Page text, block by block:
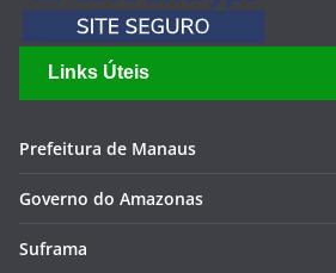
Links Úteis
Prefeitura de Manaus
Governo do Amazonas
Suframa